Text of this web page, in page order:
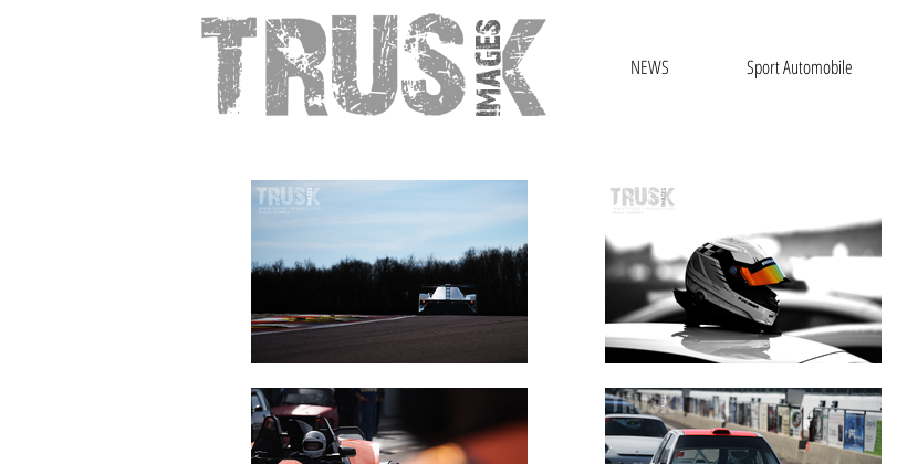
NEWS Sport Automobile